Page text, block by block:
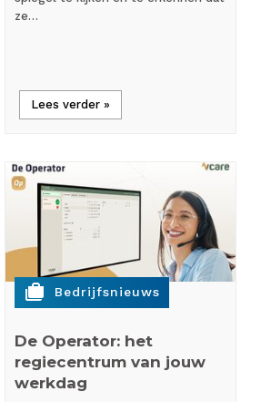
ze…
Lees verder »
cases Bedrijfsnieuws
De Operator: het
regiecentrum van jouw
werkdag